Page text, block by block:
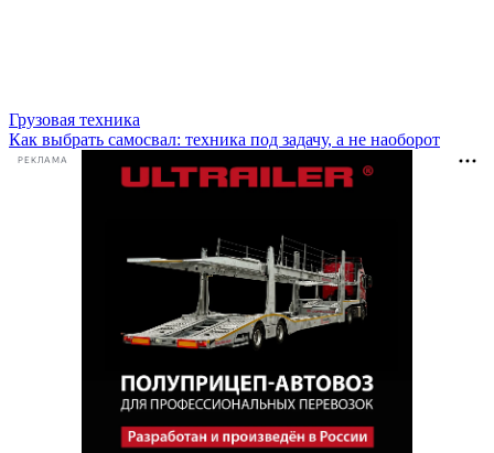
Грузовая техника
Как выбрать самосвал: техника под задачу, а не наоборот
РЕКЛАМА